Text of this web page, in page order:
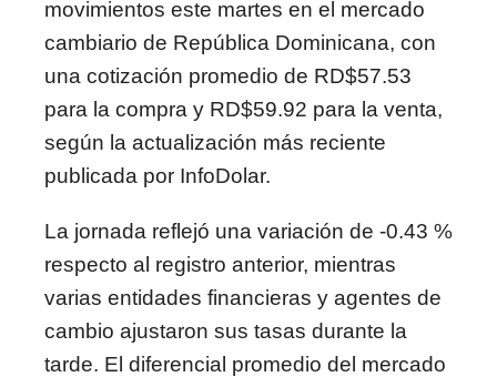
movimientos este martes en el mercado
cambiario de República Dominicana, con
una cotización promedio de RD$57.53
para la compra y RD$59.92 para la venta,
según la actualización más reciente
publicada por InfoDolar.
La jornada reflejó una variación de -0.43 %
respecto al registro anterior, mientras
varias entidades financieras y agentes de
cambio ajustaron sus tasas durante la
tarde. El diferencial promedio del mercado